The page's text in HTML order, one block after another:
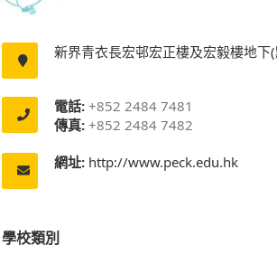
新界青衣長宏邨宏正樓及宏毅樓地下
電話: +852 2484 7481
傳真: +852 2484 7482
網址: http://www.peck.edu.hk
學校類別